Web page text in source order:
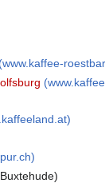
(www.kaffee-